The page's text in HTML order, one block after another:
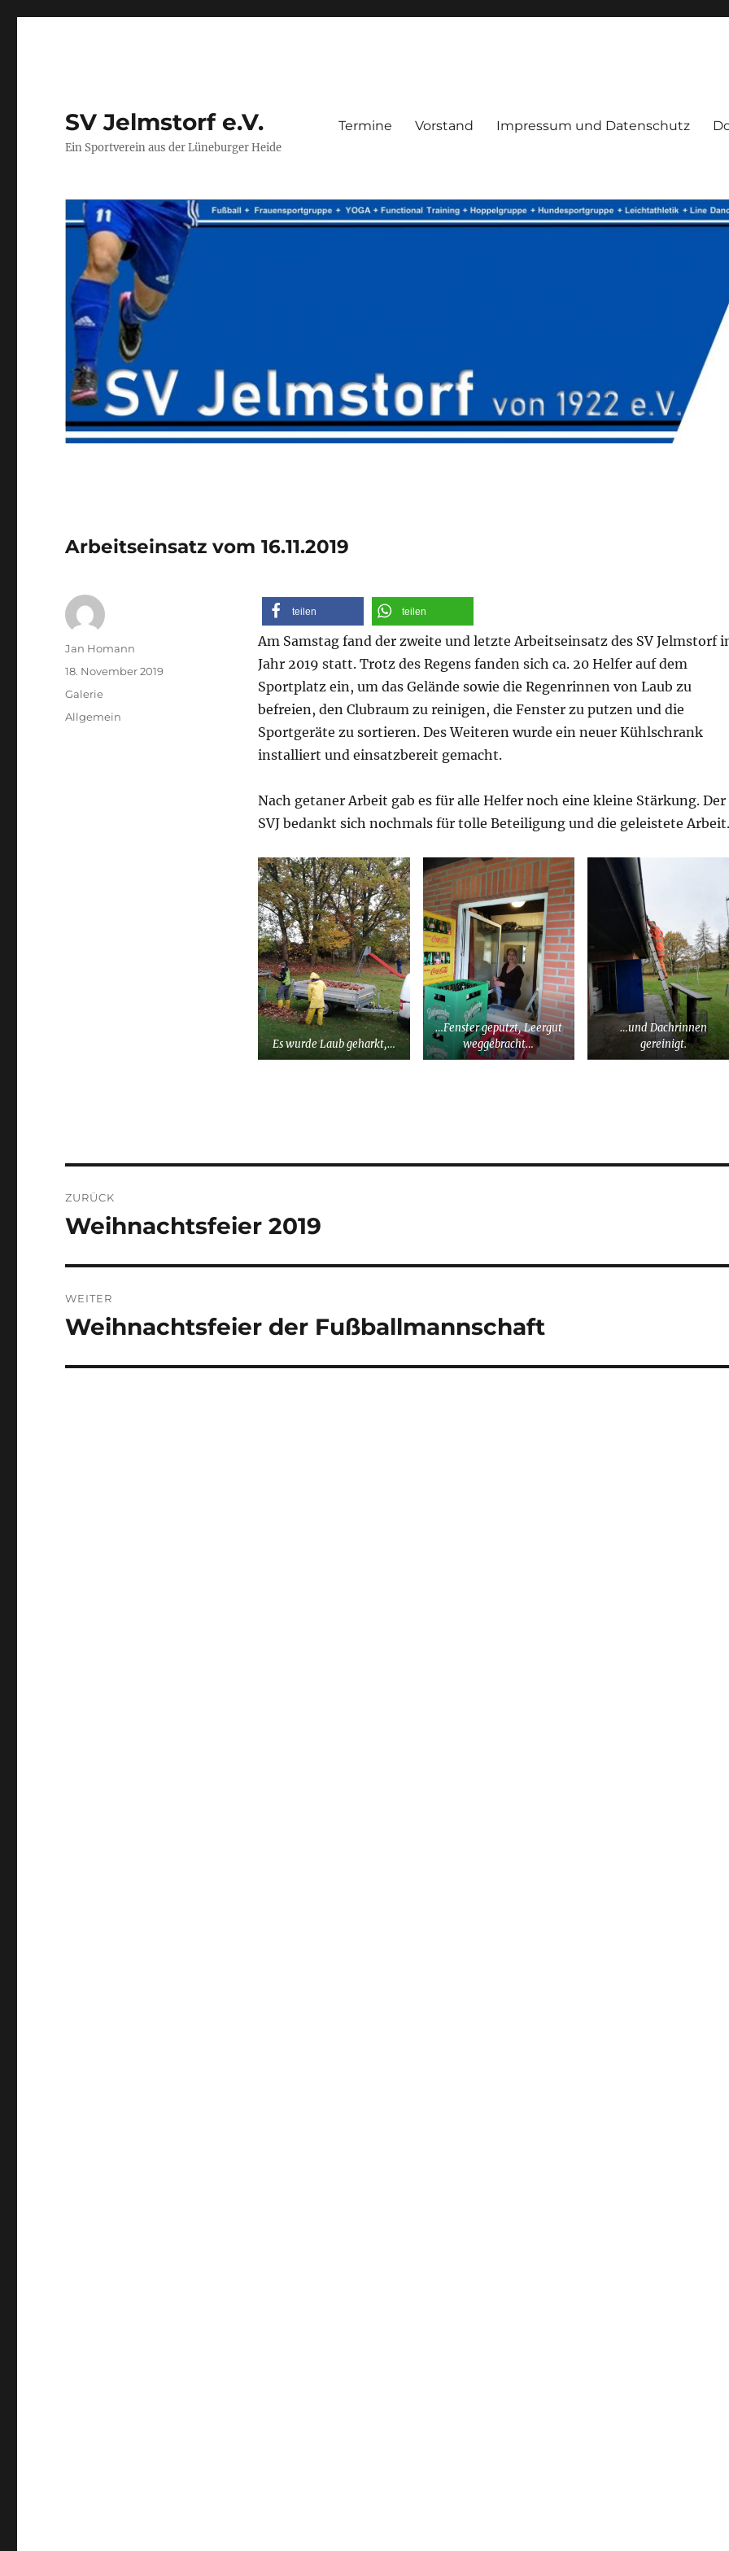
SV Jelmstorf e.V.
Ein Sportverein aus der Lüneburger Heide
Termine Vorstand Impressum und Datenschutz
Arbeitseinsatz vom 16.11.2019
teilen teilen
Am Samstag fand der zweite und letzte Arbeitseinsatz des SV Jelmstorf
Jahr 2019 statt. Trotz des Regens fanden sich ca. 20 Helfer auf dem
Sportplatz ein, um das Gelände sowie die Regenrinnen von Laub zu
befreien, den Clubraum zu reinigen, die Fenster zu putzen und die
Sportgeräte zu sortieren. Des Weiteren wurde ein neuer Kühlschrank
installiert und einsatzbereit gemacht.
Nach getaner Arbeit gab es für alle Helfer noch eine kleine Stärkung. Der
SVJ bedankt sich nochmals für tolle Beteiligung und die geleistete Arbeit.
Es wurde Laub geharkt,…
…Fenster geputzt, Leergut
weggebracht…
…und Dachrinnen
gereinigt.
Autor
Jan Homann
Veröffentlicht
am
18. November 2019
Format
Galerie
Kategorien
Allgemein
ZURÜCK
Vorheriger
Weihnachtsfeier 2019
WEITER
Nächster
Weihnachtsfeier der Fußballmannschaft